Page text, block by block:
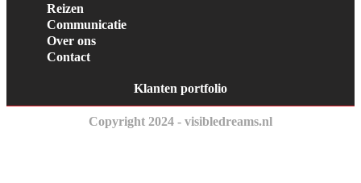
Reizen
Communicatie
Over ons
Contact
Klanten portfolio
Copyright 2024 - visibledreams.nl